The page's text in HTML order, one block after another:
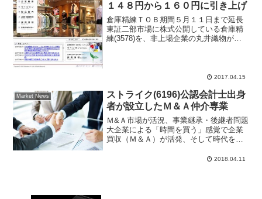
１４８円から１６０円に引き上げ
倉庫精練ＴＯＢ期間５月１１日まで延長
東証二部市場に株式公開している倉庫精
練(3578)を、非上場企業の丸井織物がＴ
2017.04.15
Market News
ストライク(6196)公認会計士出身
者が設立したＭ＆Ａ仲介専業
Ｍ&Ａ市場が活況、事業継承・後継者問題
大企業による「時間を買う」感覚で企業
買収（Ｍ＆Ａ）が活発、そして時代を反
Ｍ＆Ａ仲介が増加傾向にある。東証一部
2018.04.11